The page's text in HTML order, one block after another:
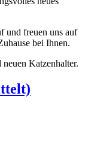
und freuen uns auf
bei Ihnen.
Katzenhalter.